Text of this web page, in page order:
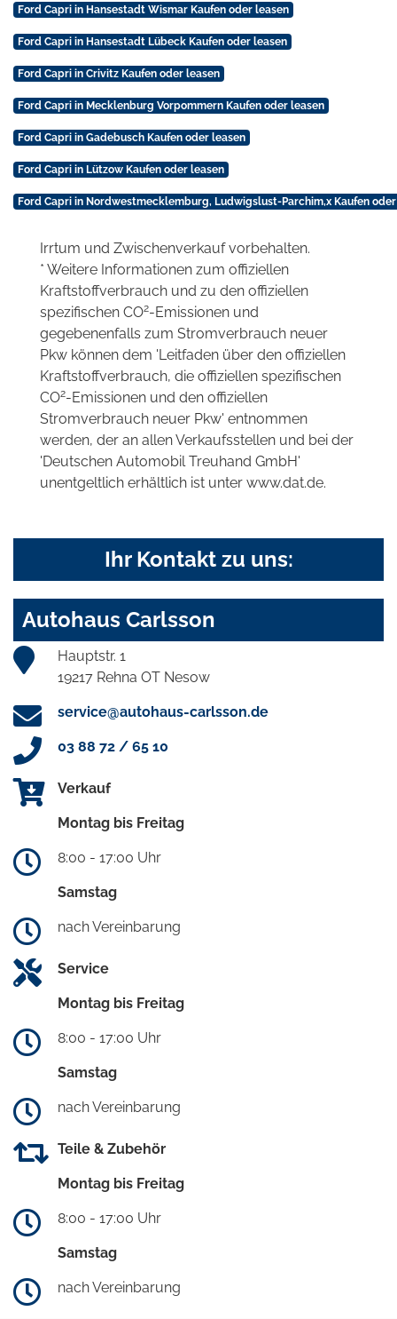
Ford Capri in Hansestadt Wismar Kaufen oder leasen
Ford Capri in Hansestadt Lübeck Kaufen oder leasen
Ford Capri in Crivitz Kaufen oder leasen
Ford Capri in Mecklenburg Vorpommern Kaufen oder leasen
Ford Capri in Gadebusch Kaufen oder leasen
Ford Capri in Lützow Kaufen oder leasen
Ford Capri in Nordwestmecklemburg, Ludwigslust-Parchim,x Kaufen
Irrtum und Zwischenverkauf vorbehalten.
* Weitere Informationen zum offiziellen
Kraftstoffverbrauch und zu den offiziellen
spezifischen CO2-Emissionen und
gegebenenfalls zum Stromverbrauch neuer
Pkw können dem 'Leitfaden über den offiziellen
Kraftstoffverbrauch, die offiziellen spezifischen
CO2-Emissionen und den offiziellen
Stromverbrauch neuer Pkw' entnommen
werden, der an allen Verkaufsstellen und bei der
'Deutschen Automobil Treuhand GmbH'
unentgeltlich erhältlich ist unter www.dat.de.
Ihr Kontakt zu uns:
Autohaus Carlsson
Hauptstr. 1
19217 Rehna OT Nesow
service@autohaus-carlsson.de
03 88 72 / 65 10
Verkauf
Montag bis Freitag
8:00 - 17:00 Uhr
Samstag
nach Vereinbarung
Service
Montag bis Freitag
8:00 - 17:00 Uhr
Samstag
nach Vereinbarung
Teile & Zubehör
Montag bis Freitag
8:00 - 17:00 Uhr
Samstag
nach Vereinbarung